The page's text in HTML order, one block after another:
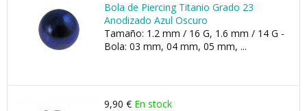
Bola de Piercing Titanio Grado 23
Anodizado Azul Oscuro
Tamaño: 1.2 mm / 16 G, 1.6 mm / 14 G -
Bola: 03 mm, 04 mm, 05 mm, ...
9,90 € En stock